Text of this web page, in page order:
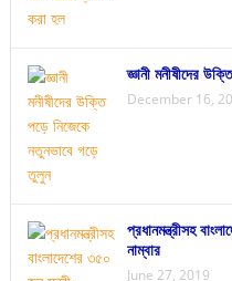
জ্ঞানী মনীষীদের
December 16,
প্রধানমন্ত্রীসহ
নাম্বার
June 27, 2019